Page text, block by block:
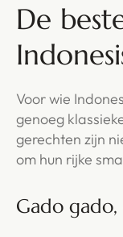
De
Voor wie
genoeg
gerechten zijn
om hun rijke
Gado